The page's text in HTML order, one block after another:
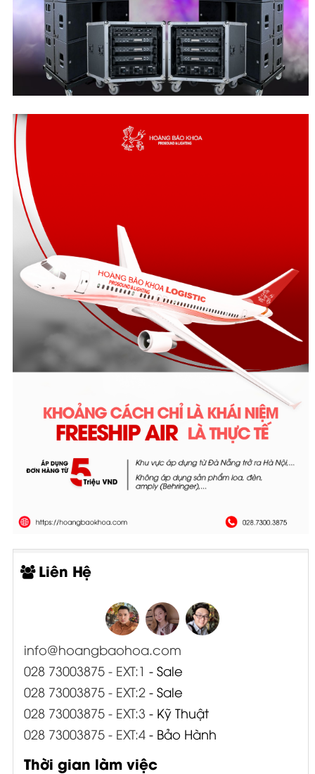
Liên Hệ
info@hoangbaohoa.com
028 73003875 - EXT:1 - Sale
028 73003875 - EXT:2- Sale
028 73003875 - EXT:3 - Kỹ Thuật
028 73003875 - EXT:4- Bảo Hành
Thời gian làm việc